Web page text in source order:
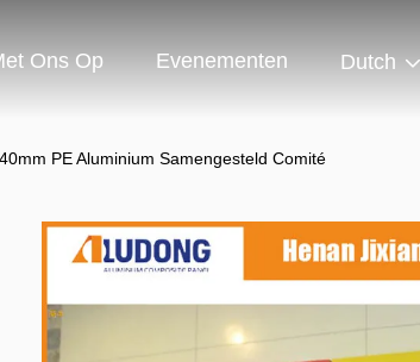
Ons Op Evenementen Dutch
PE Aluminium Samengesteld Comité